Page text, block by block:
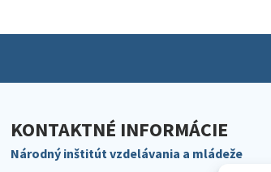
KONTAKTNÉ INFORMÁCIE
Národný inštitút vzdelávania a mládeže